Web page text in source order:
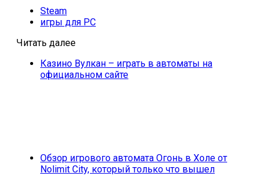
Steam
игры для PC
Читать далее
Казино Вулкан – играть в автоматы на
официальном сайте
Обзор игрового автомата Огонь в Холе от
Nolimit City, который только что вышел